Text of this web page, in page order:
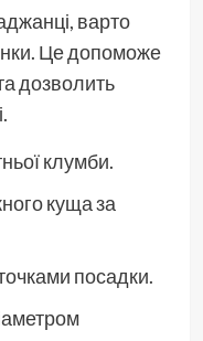
варто
Це допоможе
дозволить
клумби.
куща за
посадки.